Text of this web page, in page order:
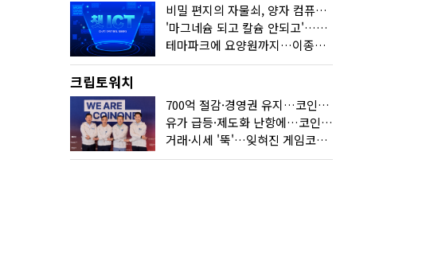
비밀 편지의 자물쇠, 양자 컴퓨터가 연다
'마그네슘 되고 칼슘 안되고'…다음 'AI 요약' 갈 길은
테마파크에 요양원까지…이종사업 눈독 들이는 게임사
크립토워치
700억 절감·경영권 유지…코인원의 '영리한 딜'
유가 급등·제도화 난항에…코인 또 '멈칫'
거래·시세 '뚝'…잊혀진 게임코인들